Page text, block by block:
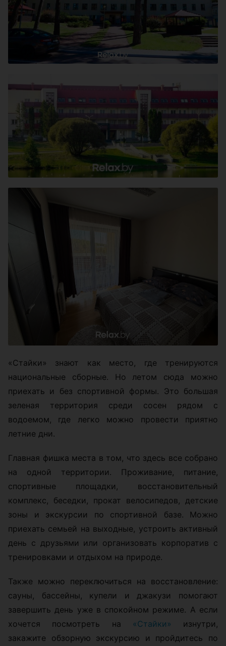
«Стайки» знают как место, где тренируются
национальные сборные. Но летом сюда можно
приехать и без спортивной формы. Это большая
зеленая территория среди сосен рядом с
водоемом, где легко можно провести приятно
летние дни.
Главная фишка места в том, что здесь все собрано
на одной территории. Проживание, питание,
спортивные площадки, восстановительный
комплекс, беседки, прокат велосипедов, детские
зоны и экскурсии по спортивной базе. Можно
приехать семьей на выходные, устроить активный
день с друзьями или организовать корпоратив с
тренировками и отдыхом на природе.
Также можно переключиться на восстановление:
сауны, бассейны, купели и джакузи помогают
завершить день уже в спокойном режиме. А если
хочется посмотреть на «Стайки» изнутри,
закажите обзорную экскурсию и пройдитесь по